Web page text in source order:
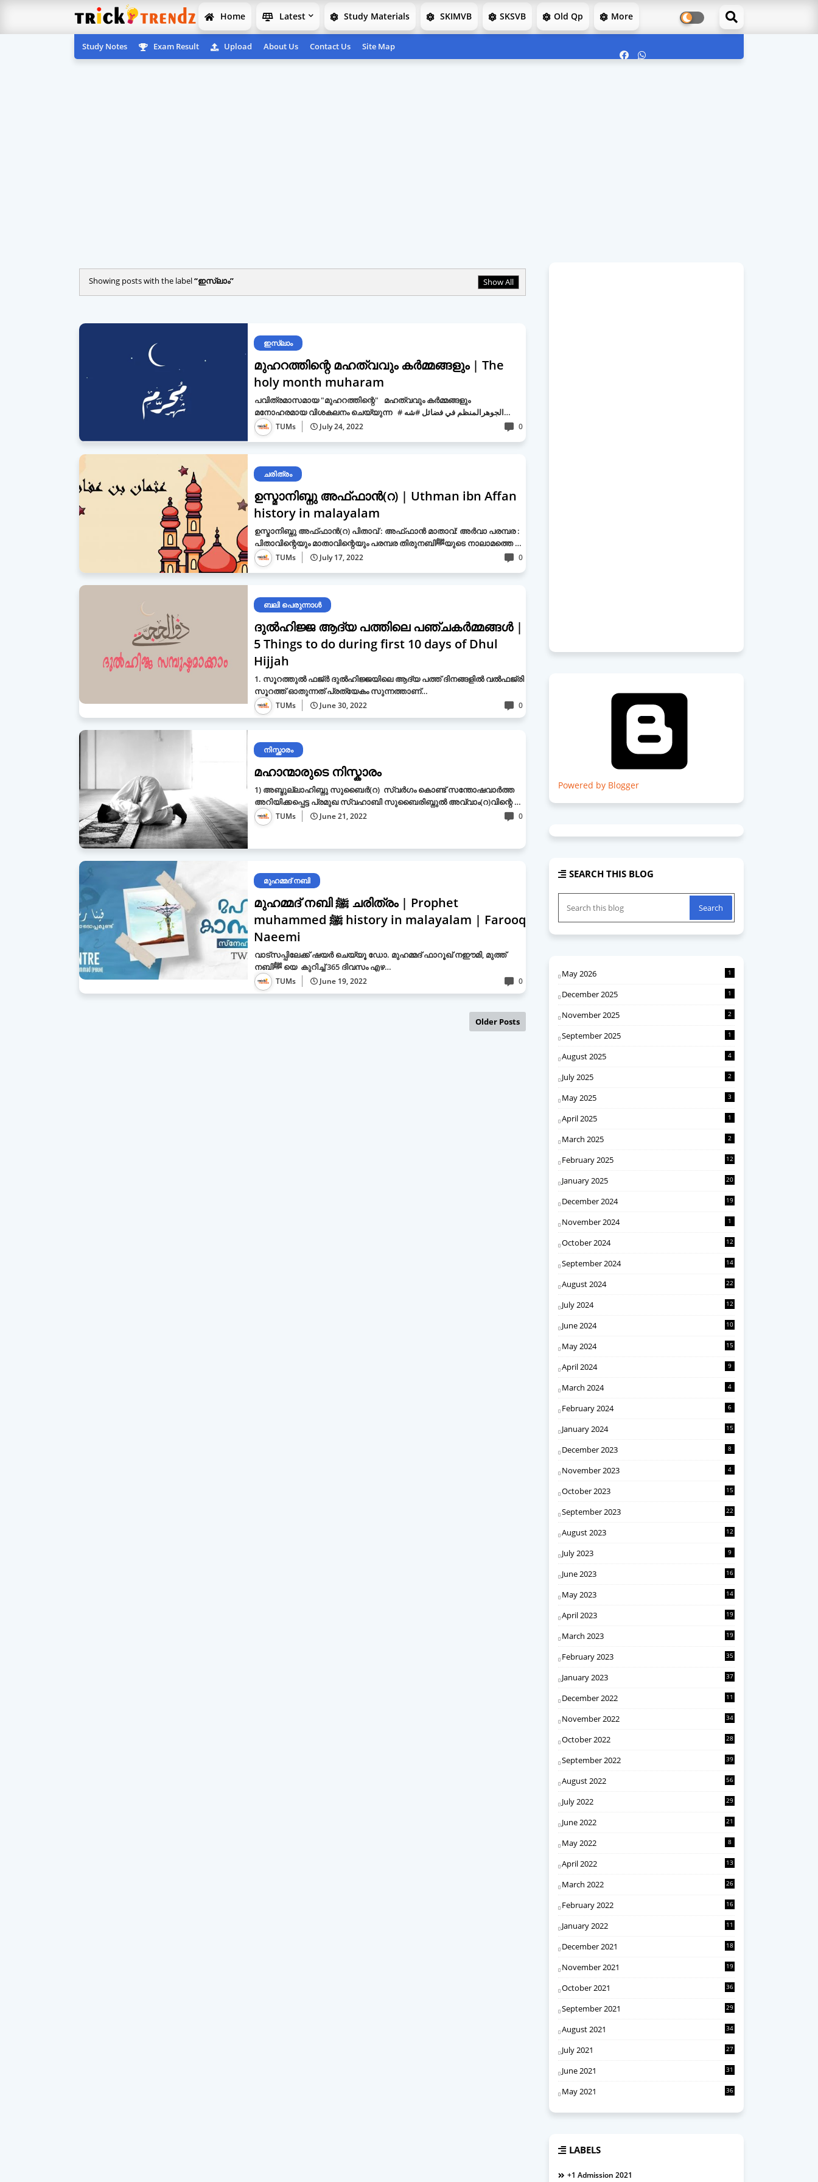
Home Latest Study Materials SKIMVB SKSVB Old Qp More
Study Notes Exam Result Upload About Us Contact Us Site Map
Showing posts with the label ഇസ്ലാം Show All
ഇസ്ലാം
മുഹറത്തിന്റെ മഹത്വവും കർമ്മങ്ങളും | The
holy month muharam
പവിത്രമാസമായ "മുഹറത്തിന്റെ" മഹത്വവും കർമ്മങ്ങളും
മനോഹരമായ വിശകലനം ചെയ്യുന്ന # الجوهرالمنظم في فضائل #شه…
TUMs July 24, 2022 0
ചരിത്രം
ഉസ്മാനിബ്നു അഫ്ഫാൻ(റ) | Uthman ibn Affan
history in malayalam
ഉസ്മാനിബ്നു അഫ്ഫാൻ(റ) പിതാവ് : അഫ്ഫാൻ മാതാവ്: അർവാ പരമ്പര :
പിതാവിന്റെയും മാതാവിന്റെയും പരമ്പര തിരുനബിﷺയുടെ നാലാമത്തെ …
TUMs July 17, 2022 0
ബലി പെരുന്നാള്‍
ദുല്‍ഹിജ്ജ ആദ്യ പത്തിലെ പഞ്ചകര്‍മ്മങ്ങള്‍ |
5 Things to do during first 10 days of Dhul
Hijjah
1. സൂറത്തുല്‍ ഫജ്ര്‍ ദുല്‍ഹിജ്ജയിലെ ആദ്യ പത്ത് ദിനങ്ങളില്‍ വല്‍ഫജ്‌രി
സൂറത്ത് ഓതുന്നത് പ്രത്യേകം സുന്നത്താണ്…
TUMs June 30, 2022 0
നിസ്ക്കാരം
മഹാന്മാരുടെ നിസ്കാരം
1) അബ്ദുല്ലാഹിബ്നു സുബൈര്‍(റ) സ്വർഗം കൊണ്ട് സന്തോഷവാര്‍ത്ത
അറിയിക്കപ്പെട്ട പ്രമുഖ സ്വഹാബി സുബൈരിബ്നുൽ അവ്വാം(റ)വിന്റെ …
TUMs June 21, 2022 0
മുഹമ്മദ് നബി
മുഹമ്മദ് നബി ﷺ ചരിത്രം | Prophet
muhammed ﷺ history in malayalam | Farooq
Naeemi
വാട്സപ്പിലേക്ക് ഷയർ ചെയ്യൂ ഡോ. മുഹമ്മദ് ഫാറൂഖ് നഈമി, മുത്ത്
നബിﷺ യെ കുറിച്ച് 365 ദിവസം എഴ…
TUMs June 19, 2022 0
Older Posts
Powered by Blogger
SEARCH THIS BLOG
May 2026 1
December 2025 1
November 2025 2
September 2025 1
August 2025 4
July 2025 2
May 2025 3
April 2025 1
March 2025 2
February 2025 12
January 2025 20
December 2024 19
November 2024 1
October 2024 12
September 2024 14
August 2024 22
July 2024 12
June 2024 10
May 2024 15
April 2024 9
March 2024 4
February 2024 6
January 2024 15
December 2023 8
November 2023 4
October 2023 15
September 2023 22
August 2023 12
July 2023 9
June 2023 16
May 2023 14
April 2023 19
March 2023 19
February 2023 35
January 2023 37
December 2022 11
November 2022 34
October 2022 28
September 2022 39
August 2022 56
July 2022 29
June 2022 21
May 2022 8
April 2022 13
March 2022 26
February 2022 16
January 2022 11
December 2021 18
November 2021 19
October 2021 36
September 2021 29
August 2021 34
July 2021 27
June 2021 31
May 2021 36
LABELS
+1 Admission 2021